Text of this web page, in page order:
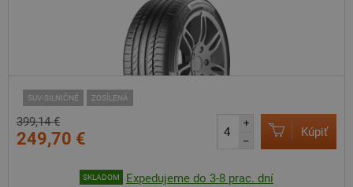
SUV-SILNIČNÉ ZOSÍLENÁ
399,14 €
249,70 €
+
–
Kúpiť
SKLADOM Expedujeme do 3-8 prac. dní